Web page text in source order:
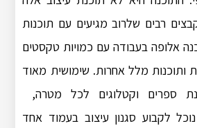
רבים שלרוב מגיעים עם תוכנות
אלופה בעבודה עם כמויות טקסטים
ותוכנות מלל אחרות. שימושית מאוד
ספרים וקטלוגים לכל מטרה,
נוכל לקבוע סגנון עיצוב בעמוד אחד